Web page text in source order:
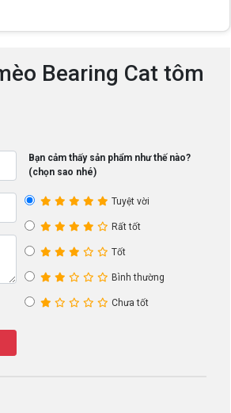
Bearing Cat tôm
Bạn cảm thấy sản phẩm như thế nào?
(chọn sao nhé)
Tuyệt vời
Rất tốt
Tốt
Bình thường
Chưa tốt